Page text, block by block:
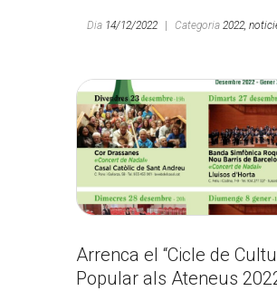
Dia 14/12/2022 | Categoria 2022,
Arrenca el “Cicle de
Popular als Ateneus